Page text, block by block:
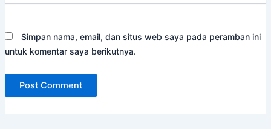
Simpan nama, email, dan situs web saya pada peramban ini
untuk komentar saya berikutnya.